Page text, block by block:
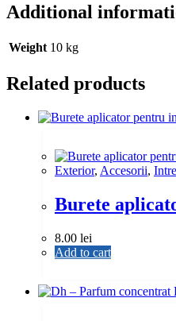
Additional
Weight 10 kg
Related products
Exterior, Accesorii,
Burete
8.00 lei
Add to cart